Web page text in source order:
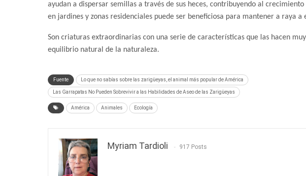
ayudan a dispersar semillas a través de sus heces, contribuyendo al
en jardines y zonas residenciales puede ser beneficiosa para mantener a raya a
Son criaturas extraordinarias con una serie de características que las hacen
equilibrio natural de la naturaleza.
Fuente Lo que no sabías sobre las zarigüeyas, el animal más popular de América
Las Garrapatas No Pueden Sobrevivir a las Habilidades de Aseo de las Zarigüeyas
América Animales Ecología
Myriam Tardioli 917 Posts